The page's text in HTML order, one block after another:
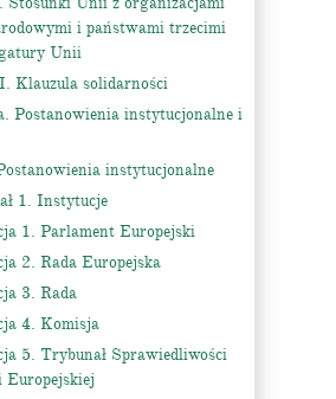
i państwami trzecimi
Unii
Klauzula solidarności
Postanowienia instytucjonalne i
instytucjonalne
1. Instytucje
1. Parlament Europejski
2. Rada Europejska
3. Rada
4. Komisja
5. Trybunał Sprawiedliwości